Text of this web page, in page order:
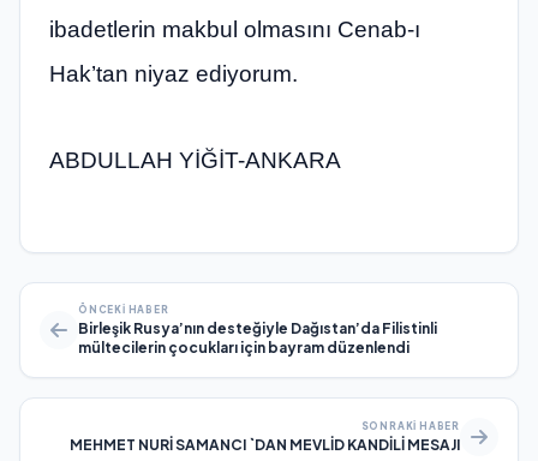
ibadetlerin makbul olmasını Cenab-ı
Hak’tan niyaz ediyorum.
ABDULLAH YİĞİT-ANKARA
ÖNCEKI HABER
Birleşik Rusya’nın desteğiyle Dağıstan’da Filistinli
mültecilerin çocukları için bayram düzenlendi
SONRAKI HABER
MEHMET NURİ SAMANCI `DAN MEVLİD KANDİLİ MESAJI